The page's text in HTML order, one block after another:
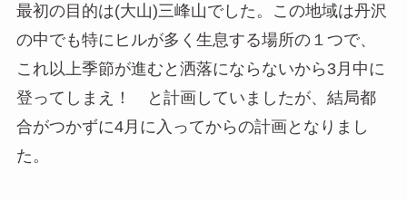
最初の目的は(大山)三峰山でした。この地域は丹沢
の中でも特にヒルが多く生息する場所の１つで、
これ以上季節が進むと洒落にならないから3月中に
登ってしまえ！ と計画していましたが、結局都
合がつかずに4月に入ってからの計画となりまし
た。